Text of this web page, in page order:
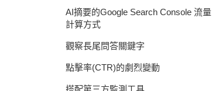
AI摘要的Google Search Console 流量
計算方式
觀察長尾問答關鍵字
點擊率(CTR)的劇烈變動
搭配第三方監測工具